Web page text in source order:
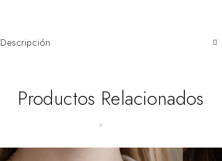
Descripción
Productos Relacionados